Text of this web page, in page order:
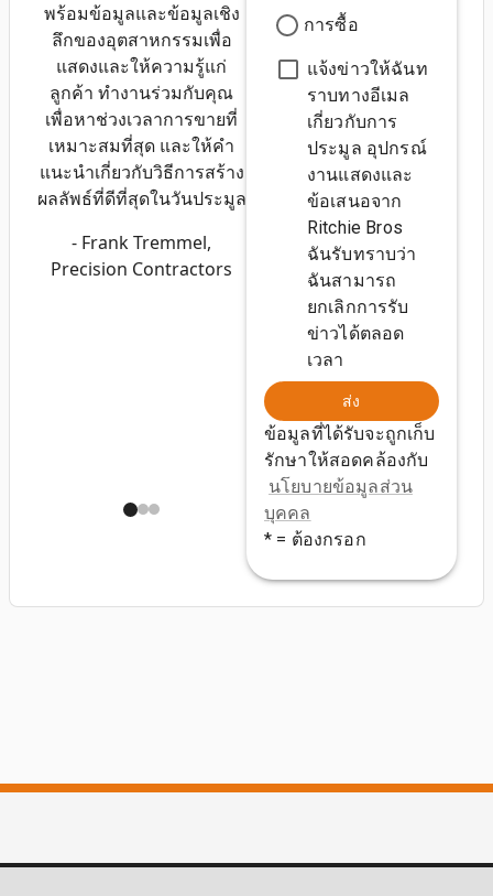
การซื้อ
แจ้งข่าวให้ฉันท
ราบทางอีเมล
เกี่ยวกับการ
ประมูล อุปกรณ์
งานแสดงและ
ข้อเสนอจาก
Ritchie Bros
ฉันรับทราบว่า
ฉันสามารถ
ยกเลิกการรับ
ข่าวได้ตลอด
เวลา
ส่ง
ข้อมูลที่ได้รับจะถูกเก็บ
รักษาให้สอดคล้องกับ
นโยบายข้อมูลส่วน
บุคคล
* = ต้องกรอก
พร้อมข้อมูลและข้อมูลเชิง
ลึกของอุตสาหกรรมเพื่อ
แสดงและให้ความรู้แก่
ลูกค้า ทำงานร่วมกับคุณ
เพื่อหาช่วงเวลาการขายที่
เหมาะสมที่สุด และให้คำ
แนะนำเกี่ยวกับวิธีการสร้าง
ผลลัพธ์ที่ดีที่สุดในวันประมูล
- Frank Tremmel,
Precision Contractors